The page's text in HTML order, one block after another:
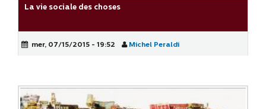
La vie sociale des choses
mer, 07/15/2015 - 19:52 Michel Peraldi